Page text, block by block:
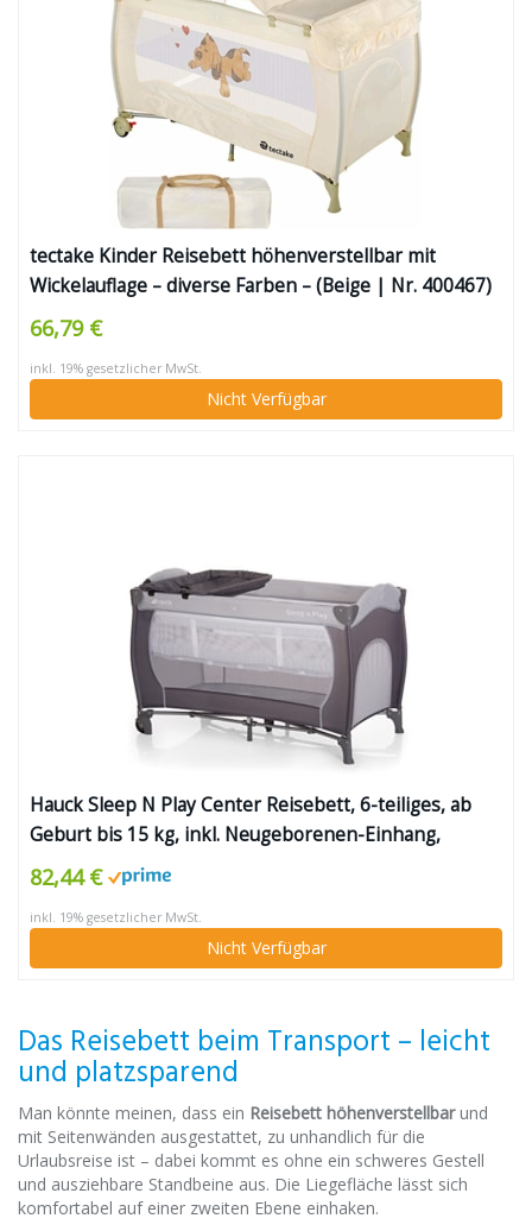
tectake Kinder Reisebett höhenverstellbar mit
Wickelauflage – diverse Farben – (Beige | Nr. 400467)
66,79 €
inkl. 19% gesetzlicher MwSt.
Nicht Verfügbar
Hauck Sleep N Play Center Reisebett, 6-teiliges, ab
Geburt bis 15 kg, inkl. Neugeborenen-Einhang,
Schlupf, Wickelauflage, Rollen, Matratze, Tragetasche,
höhenverstellbar, mobil & faltbar, stone (grau)
82,44 €
inkl. 19% gesetzlicher MwSt.
Nicht Verfügbar
Das Reisebett beim Transport – leicht
und platzsparend
Man könnte meinen, dass ein Reisebett höhenverstellbarund
mit Seitenwänden ausgestattet, zu unhandlich für die
Urlaubsreise ist – dabei kommt es ohne ein schweres Gestell
und ausziehbare Standbeine aus. Die Liegefläche lässt sich
komfortabel auf einer zweiten Ebene einhaken.